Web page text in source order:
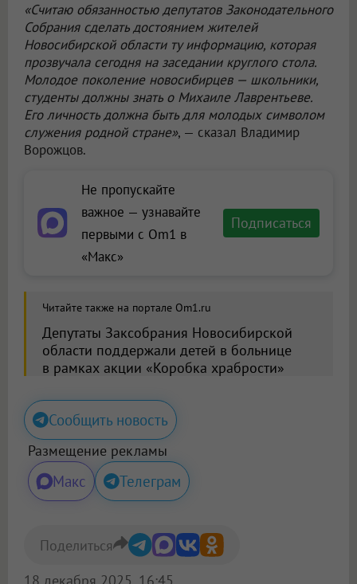
«Считаю обязанностью депутатов Законодательного
Собрания сделать достоянием жителей
Новосибирской области ту информацию, которая
прозвучала сегодня на заседании круглого стола.
Молодое поколение новосибирцев — школьники,
студенты должны знать о Михаиле Лаврентьеве.
Его личность должна быть для молодых символом
служения родной стране», — сказал Владимир
Ворожцов.
Не пропускайте
важное — узнавайте
первыми с Om1 в
«Макс»
Подписаться
Читайте также на портале Om1.ru
Депутаты Заксобрания Новосибирской
области поддержали детей в больнице
в рамках акции «Коробка храбрости»
Сообщить новость
Размещение рекламы
Макс Телеграм
Поделиться